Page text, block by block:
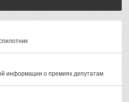
информации о премиях депутатам